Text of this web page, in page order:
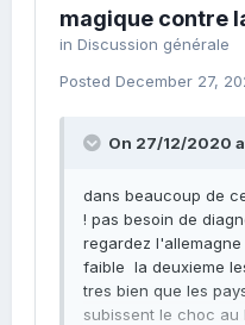
magique contre
in Discussion générale
Posted December 27,
On 27/12/2020
dans beaucoup de
! pas besoin de
regardez
faible la deuxieme
tres bien que les
subissent le choc